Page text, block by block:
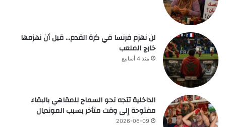
لن نهزم فرنسا في كرة القدم… قبل أن نهزمها
خارج الملعب
منذ 4 أسابيع
الداخلية تتجه نحو السماح للمقاهي بالبقاء
مفتوحة إلى وقت متأخر بسبب المونديال
2026-06-09